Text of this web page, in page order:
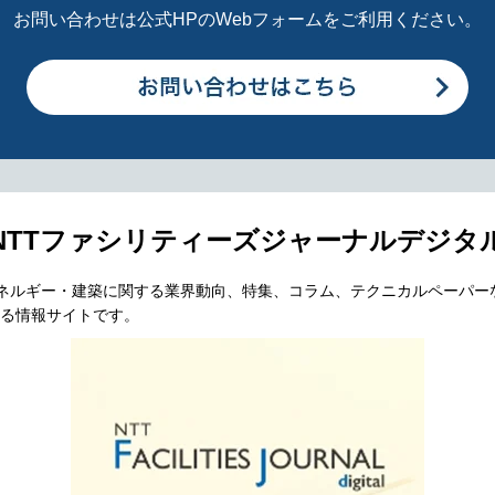
お問い合わせは公式HPのWebフォームをご利用ください。
ファシリティーズジャーナルデジタ
ルギー・建築に関する業界動向、特集、コラム、テクニカルペーパー
情報サイトです。